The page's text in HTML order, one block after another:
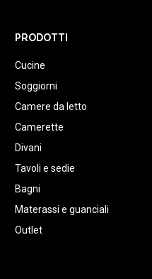
PRODOTTI
Cucine
Soggiorni
Camere da letto
Camerette
Divani
Tavoli e sedie
Bagni
Materassi e guanciali
Outlet